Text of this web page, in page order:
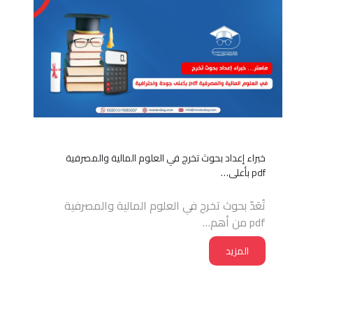
خبراء إعداد بحوث تخرج في العلوم المالية والمصرفية
pdf بأعلى…
تُعَدّ بحوث تخرج في العلوم المالية والمصرفية
pdf من أهم…
المزيد